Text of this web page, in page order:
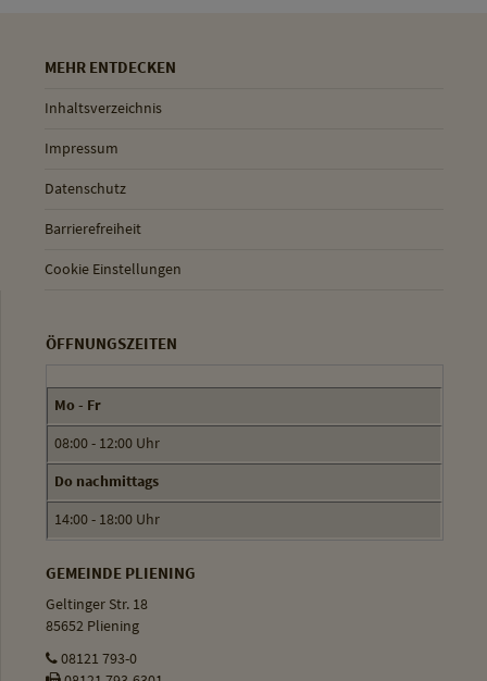
MEHR ENTDECKEN
Inhaltsverzeichnis
Impressum
Datenschutz
Barrierefreiheit
Cookie Einstellungen
ÖFFNUNGSZEITEN
Mo - Fr
08:00 - 12:00 Uhr
Do nachmittags
14:00 - 18:00 Uhr
GEMEINDE PLIENING
Geltinger Str. 18
85652 Pliening
08121 793-0